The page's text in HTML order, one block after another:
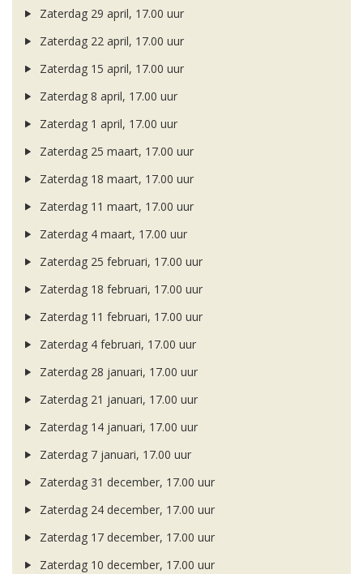
Zaterdag 29 april, 17.00 uur
Zaterdag 22 april, 17.00 uur
Zaterdag 15 april, 17.00 uur
Zaterdag 8 april, 17.00 uur
Zaterdag 1 april, 17.00 uur
Zaterdag 25 maart, 17.00 uur
Zaterdag 18 maart, 17.00 uur
Zaterdag 11 maart, 17.00 uur
Zaterdag 4 maart, 17.00 uur
Zaterdag 25 februari, 17.00 uur
Zaterdag 18 februari, 17.00 uur
Zaterdag 11 februari, 17.00 uur
Zaterdag 4 februari, 17.00 uur
Zaterdag 28 januari, 17.00 uur
Zaterdag 21 januari, 17.00 uur
Zaterdag 14 januari, 17.00 uur
Zaterdag 7 januari, 17.00 uur
Zaterdag 31 december, 17.00 uur
Zaterdag 24 december, 17.00 uur
Zaterdag 17 december, 17.00 uur
Zaterdag 10 december, 17.00 uur